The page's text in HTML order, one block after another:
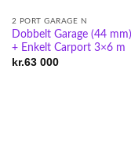
2 PORT GARAGE N
Dobbelt Garage (44
+ Enkelt Carport 3×6 m
kr.63 000